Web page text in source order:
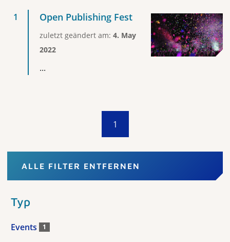
Open Publishing Fest
zuletzt geändert am: 4. May
2022
...
1
ALLE FILTER ENTFERNEN
Typ
Events 1